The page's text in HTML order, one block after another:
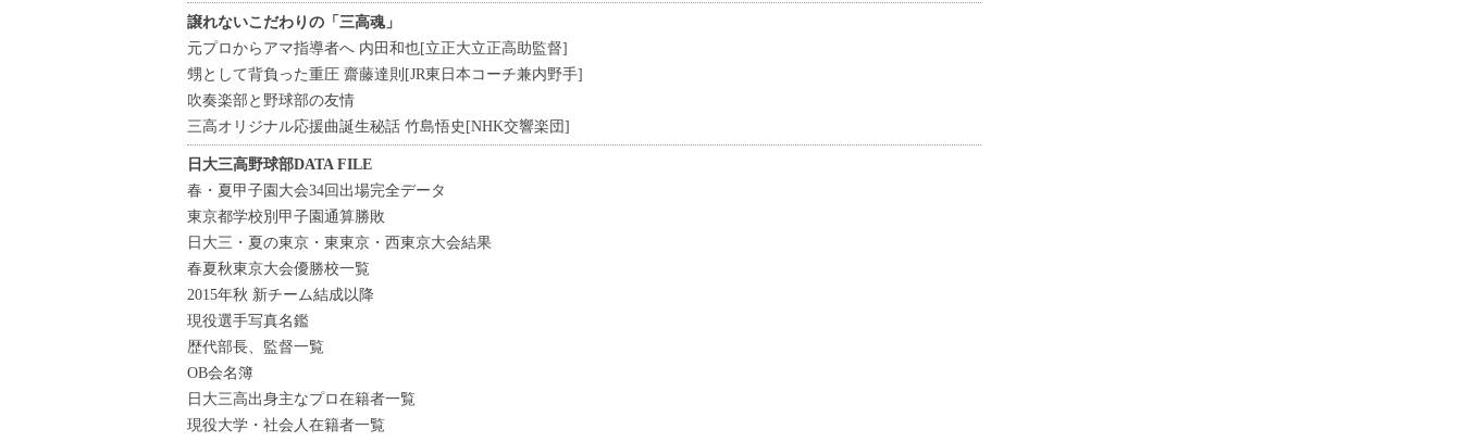
譲れないこだわりの「三高魂」
元プロからアマ指導者へ 内田和也[立正大立正高助監督]
甥として背負った重圧 齋藤達則[JR東日本コーチ兼内野手]
吹奏楽部と野球部の友情
三高オリジナル応援曲誕生秘話 竹島悟史[NHK交響楽団]
日大三高野球部DATA FILE
春・夏甲子園大会34回出場完全データ
東京都学校別甲子園通算勝敗
日大三・夏の東京・東東京・西東京大会結果
春夏秋東京大会優勝校一覧
2015年秋 新チーム結成以降
現役選手写真名鑑
歴代部長、監督一覧
OB会名簿
日大三高出身主なプロ在籍者一覧
現役大学・社会人在籍者一覧